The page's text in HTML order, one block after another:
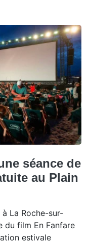
séance de
au Plain
à La Roche-sur-
du film En Fanfare
estivale